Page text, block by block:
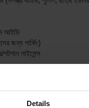
Details
আইডি
জন্য পার্কিং)
লাইসেন্স
পরিচয় থাকে না (যেমন ইউটিলিটি
না এবং ক্লায়েন্টকে পুলিশে ফেরত